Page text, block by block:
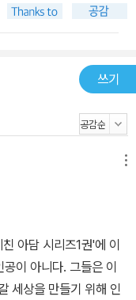
반이 사망한 상태에서
없이 닥쳐오는 위협과
릭스와 크레이크』의 주
이커가 나타난다. 이들
, 절망을 의미할까. ■
재 과학자 크레이크는
간의 몸속에서 예상치
있는 복용자들에게 동
쓰기
아담 시리즈1권'에 이
이 아니다. 그들은 이
세상을 만들기 위해 인